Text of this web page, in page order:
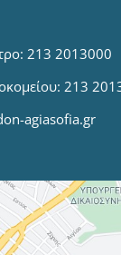
213 2013000
213
agiasofia.gr